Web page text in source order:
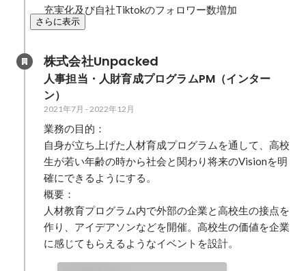
充実化及び自社Tiktokのフォロワー数増加
さらに表示
株式会社Unpacked
人事担当・人財育成プログラムPM（インター
ン）
2021年7月 -2022年12月
業務の目的：
自身が立ち上げた人材育成プログラムを通して、高校
生が若い年齢の時から社会と関わり将来のVisionを明
確にできるようにする。
概要：
人材教育プログラム内で外部の企業と高校生の接点を
作り、アイデアソンなどを開催。高校生の価値を企業
に感じてもらえるようなイベントを設計。